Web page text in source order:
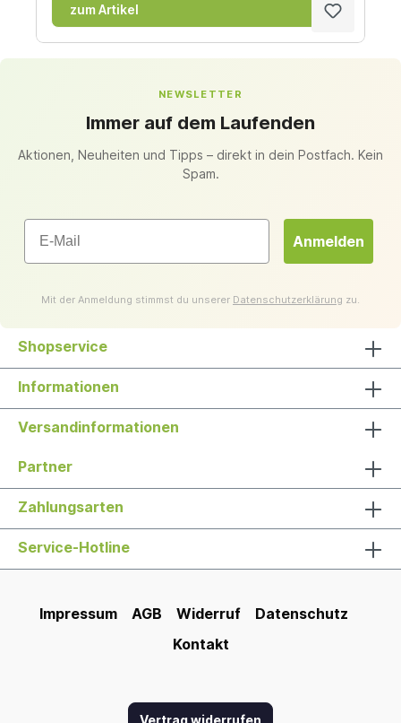
zum Artikel
NEWSLETTER
Immer auf dem Laufenden
Aktionen, Neuheiten und Tipps – direkt in dein Postfach. Kein
Spam.
Email
Anmelden
Mit der Anmeldung stimmst du unserer Datenschutzerklärung zu.
Shopservice
Informationen
Versandinformationen
Partner
Zahlungsarten
Service-Hotline
Impressum AGB Widerruf
Datenschutz
Kontakt
Vertrag widerrufen